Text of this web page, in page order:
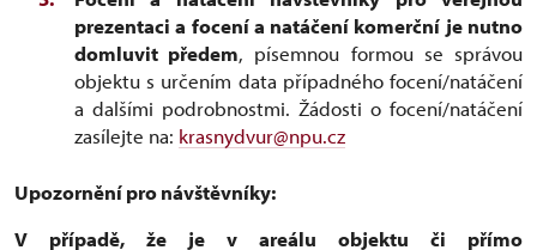
prezentaci a focení a natáčení komerční je nutno
domluvit předem, písemnou formou se správou
objektu s určením data případného focení/natáčení
a dalšími podrobnostmi. Žádosti o focení/natáčení
zasílejte na: krasnydvur@npu.cz
Upozornění pro návštěvníky:
V případě, že je v areálu objektu či přímo